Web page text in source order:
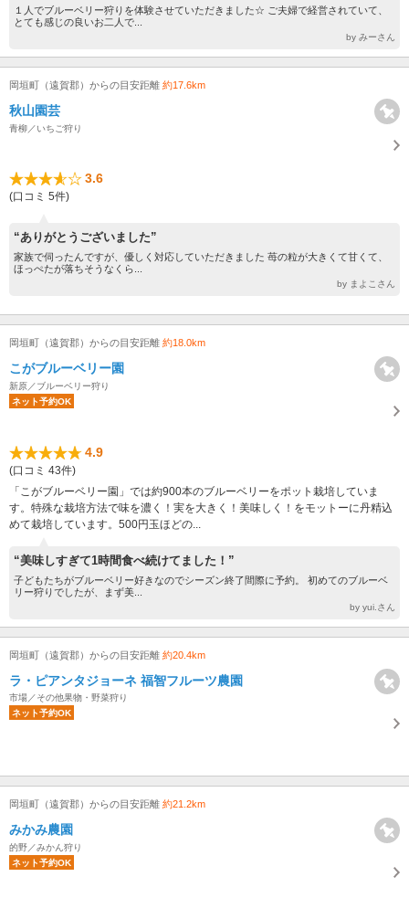
１人でブルーベリー狩りを体験させていただきました☆ ご夫婦で経営されていて、
とても感じの良いお二人で...
by みーさん
岡垣町（遠賀郡）からの目安距離 約17.6km
秋山園芸
青柳／いちご狩り
3.6
(口コミ 5件)
“ありがとうございました”
家族で伺ったんですが、優しく対応していただきました 苺の粒が大きくて甘くて、
ほっぺたが落ちそうなくら...
by まよこさん
岡垣町（遠賀郡）からの目安距離 約18.0km
こがブルーベリー園
新原／ブルーベリー狩り
ネット予約OK
4.9
(口コミ 43件)
「こがブルーベリー園」では約900本のブルーベリーをポット栽培していま
す。特殊な栽培方法で味を濃く！実を大きく！美味しく！をモットーに丹精込
めて栽培しています。500円玉ほどの...
“美味しすぎて1時間食べ続けてました！”
子どもたちがブルーベリー好きなのでシーズン終了間際に予約。 初めてのブルーベ
リー狩りでしたが、まず美...
by yui.さん
岡垣町（遠賀郡）からの目安距離 約20.4km
ラ・ピアンタジョーネ 福智フルーツ農園
市場／その他果物・野菜狩り
ネット予約OK
岡垣町（遠賀郡）からの目安距離 約21.2km
みかみ農園
的野／みかん狩り
ネット予約OK